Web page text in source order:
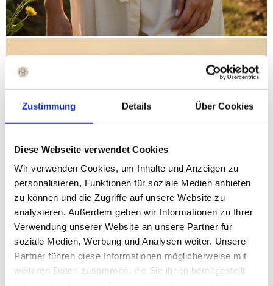
Zustimmung Details Über Cookies
Diese Webseite verwendet Cookies
Wir verwenden Cookies, um Inhalte und Anzeigen zu
personalisieren, Funktionen für soziale Medien anbieten
zu können und die Zugriffe auf unsere Website zu
analysieren. Außerdem geben wir Informationen zu Ihrer
Verwendung unserer Website an unsere Partner für
soziale Medien, Werbung und Analysen weiter. Unsere
Partner führen diese Informationen möglicherweise mit
weiteren Daten zusammen, die Sie ihnen bereitgestellt